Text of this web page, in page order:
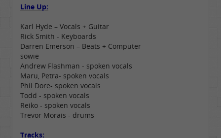
Line Up:
Karl Hyde – Vocals + Guitar
Rick Smith - Keyboards
Darren Emerson – Beats + Computer
sowie
Andrew Flashman - spoken vocals
Maru, Petra- spoken vocals
Phil Dore- spoken vocals
Todd - spoken vocals
Reiko - spoken vocals
Trevor Morais - drums
Tracks: